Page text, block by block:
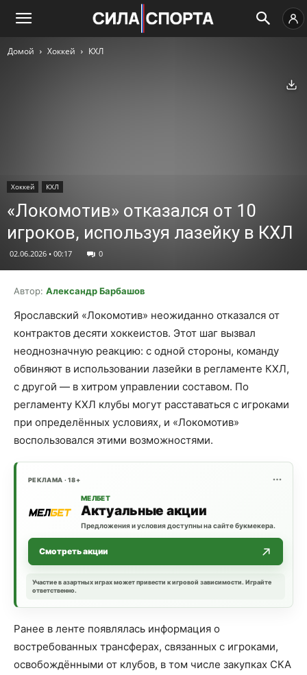
Домой Хоккей КХЛ
Хоккей КХЛ
«Локомотив» отказался от 10
игроков, используя лазейку в КХЛ
02.06.2026 • 00:17 0
Автор: Александр Барбашов
Ярославский «Локомотив» неожиданно отказался от
контрактов десяти хоккеистов. Этот шаг вызвал
неоднозначную реакцию: с одной стороны, команду
обвиняют в использовании лазейки в регламенте КХЛ,
с другой — в хитром управлении составом. По
регламенту КХЛ клубы могут расставаться с игроками
при определённых условиях, и «Локомотив»
воспользовался этими возможностями.
РЕКЛАМА · 18+
МЕЛБЕТ
Актуальные акции
Предложения и условия доступны на сайте букмекера.
Смотреть акции
Участие в азартных играх может привести к игровой зависимости. Играйте
ответственно.
Ранее в ленте появлялась информация о
востребованных трансферах, связанных с игроками,
освобождёнными от клубов, в том числе закупках СКА